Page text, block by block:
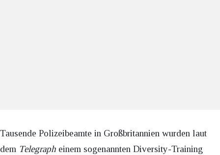
Tausende Polizeibeamte in Großbritannien wurden laut
dem Telegraph einem sogenannten Diversity-Training